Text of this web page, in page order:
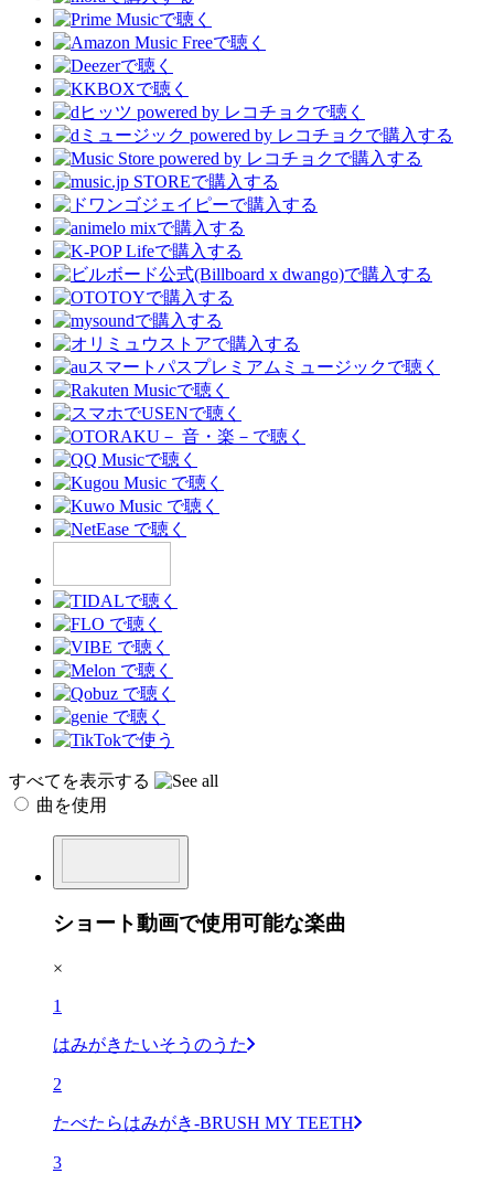
すべてを表示する
曲を使用
ショート動画で使用可能な楽曲
×
1
はみがきたいそうのうた
2
たべたらはみがき-BRUSH MY TEETH
3